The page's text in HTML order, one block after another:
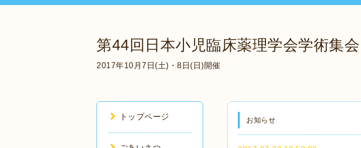
第44回日本小児臨床薬理学会学術集会
2017年10月7日(土)・8日(日)開催
お知らせ
トップページ